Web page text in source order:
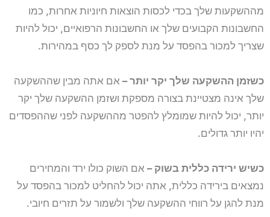
מההשקעות שלך בכדי לכסות הוצאות חיוניות אחרות, כמו
החשבונות הקבועים שלך או החשבונות הרפואיים, יכול להיות
שצריך למכור בהפסד על מנת לספק לך כסף במהירות.
כשזמן ההשקעה שלך יקר יותר – אם אתה מבין שההשקעה
שלך אינה מצטיינת בצורה מספקת ושזמן ההשקעה שלך יקר
יותר, יכול להיות שמומלץ להפטר מההשקעה לפני שההפסדים
יהיו יותר גדולים.
כשיש ירידה כללית בשוק – אם השוק כולו ירד והמחירים
נמצאים בירידה כללית, אתה יכול להחליט למכור בהפסד על
מנת להגן על רווחי ההשקעה שלך ולשמור על תזרים חיובי.